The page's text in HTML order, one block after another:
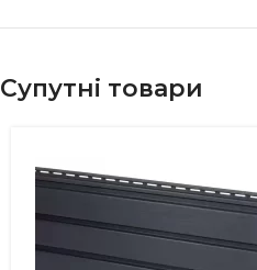
Супутні товари